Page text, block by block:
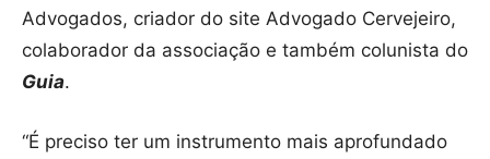
Advogados, criador do site Advogado Cervejeiro,
colaborador da associação e também colunista do
Guia.
“É preciso ter um instrumento mais aprofundado